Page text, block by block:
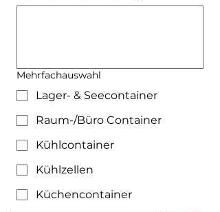
Mehrfachauswahl
Lager- & Seecontainer
Raum-/Büro Container
Kühlcontainer
Kühlzellen
Küchencontainer